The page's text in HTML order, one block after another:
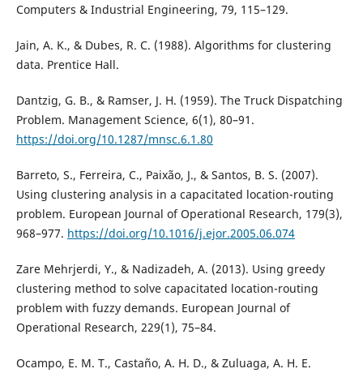
Computers & Industrial Engineering, 79, 115–129.
Jain, A. K., & Dubes, R. C. (1988). Algorithms for clustering
data. Prentice Hall.
Dantzig, G. B., & Ramser, J. H. (1959). The Truck Dispatching
Problem. Management Science, 6(1), 80–91.
https://doi.org/10.1287/mnsc.6.1.80
Barreto, S., Ferreira, C., Paixão, J., & Santos, B. S. (2007).
Using clustering analysis in a capacitated location-routing
problem. European Journal of Operational Research, 179(3),
968–977. https://doi.org/10.1016/j.ejor.2005.06.074
Zare Mehrjerdi, Y., & Nadizadeh, A. (2013). Using greedy
clustering method to solve capacitated location-routing
problem with fuzzy demands. European Journal of
Operational Research, 229(1), 75–84.
Ocampo, E. M. T., Castaño, A. H. D., & Zuluaga, A. H. E.